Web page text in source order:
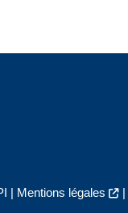
| Mentions légales |